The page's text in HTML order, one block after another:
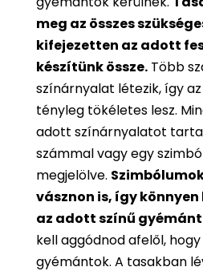
meg az összes
kifejezetten az adott
készítünk össze. Több
színárnyalat létezik, így
tényleg tökéletes lesz.
adott színárnyalatot
számmal vagy egy
megjelölve.
vásznon is, így
az adott színű
kell aggódnod afelől,
gyémántok. A tasakban